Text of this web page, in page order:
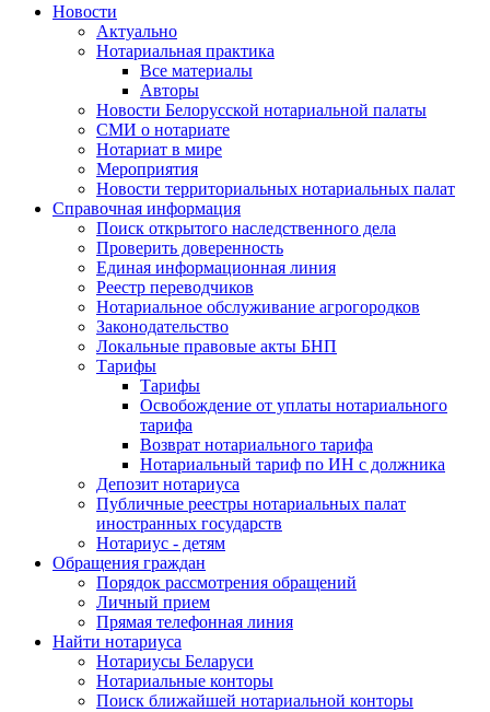
Новости
Актуально
Нотариальная практика
Все материалы
Авторы
Новости Белорусской нотариальной палаты
СМИ о нотариате
Нотариат в мире
Мероприятия
Новости территориальных нотариальных палат
Справочная информация
Поиск открытого наследственного дела
Проверить доверенность
Единая информационная линия
Реестр переводчиков
Нотариальное обслуживание агрогородков
Законодательство
Локальные правовые акты БНП
Тарифы
Тарифы
Освобождение от уплаты нотариального
тарифа
Возврат нотариального тарифа
Нотариальный тариф по ИН с должника
Депозит нотариуса
Публичные реестры нотариальных палат
иностранных государств
Нотариус - детям
Обращения граждан
Порядок рассмотрения обращений
Личный прием
Прямая телефонная линия
Найти нотариуса
Нотариусы Беларуси
Нотариальные конторы
Поиск ближайшей нотариальной конторы